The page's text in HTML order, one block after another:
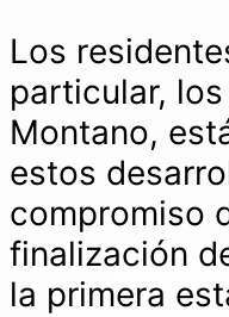
Los
particular,
Montano,
estos
compromiso
finalización
la primera